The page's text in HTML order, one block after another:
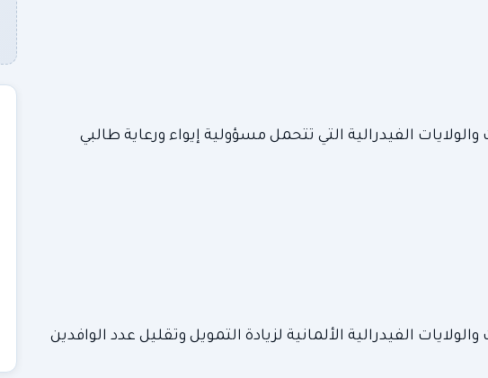
الفيدرالية التي تتحمل مسؤولية إيواء ورعاية طالبي
الفيدرالية الألمانية لزيادة التمويل وتقليل عدد الوافدين